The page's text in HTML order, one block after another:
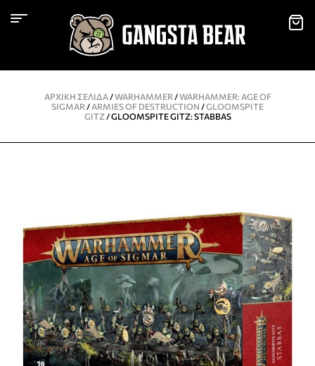
ΑΡΧΙΚΉ ΣΕΛΊΔΑ/WARHAMMER /WARHAMMER: AGE OF
SIGMAR / ARMIES OF DESTRUCTION /GLOOMSPITE
GITZ/ GLOOMSPITE GITZ: STABBAS